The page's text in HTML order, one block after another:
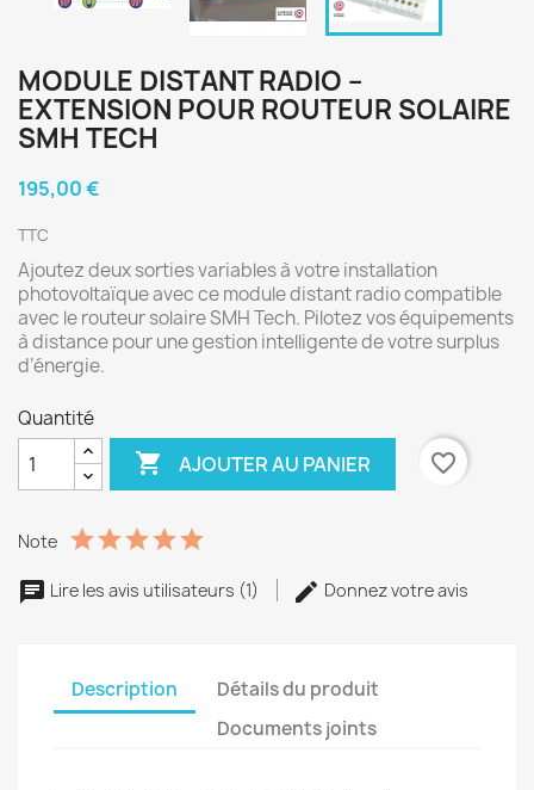
MODULE DISTANT RADIO –
EXTENSION POUR ROUTEUR SOLAIRE
SMH TECH
195,00 €
TTC
Ajoutez deux sorties variables à votre installation
photovoltaïque avec ce module distant radio compatible
avec le routeur solaire SMH Tech. Pilotez vos équipements
à distance pour une gestion intelligente de votre surplus
d’énergie.
Quantité
 AJOUTER AU PANIER favorite_border
Note
Lire les avis utilisateurs (1) Donnez votre avis
Description
Détails du produit
Documents joints